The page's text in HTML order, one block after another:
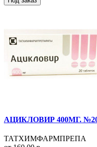
АЦИКЛОВИР 400МГ.
ТАТХИМФАРМПРЕПА